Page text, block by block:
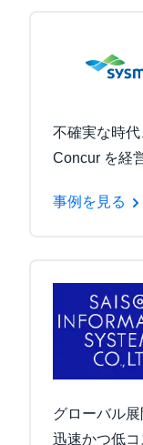
不確実な時
Concur を経
事例を見る
グローバル
迅速かつ低